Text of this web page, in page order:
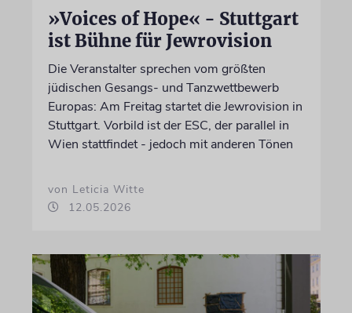
»Voices of Hope« - Stuttgart
ist Bühne für Jewrovision
Die Veranstalter sprechen vom größten
jüdischen Gesangs- und Tanzwettbewerb
Europas: Am Freitag startet die Jewrovision in
Stuttgart. Vorbild ist der ESC, der parallel in
Wien stattfindet - jedoch mit anderen Tönen
von Leticia Witte
12.05.2026